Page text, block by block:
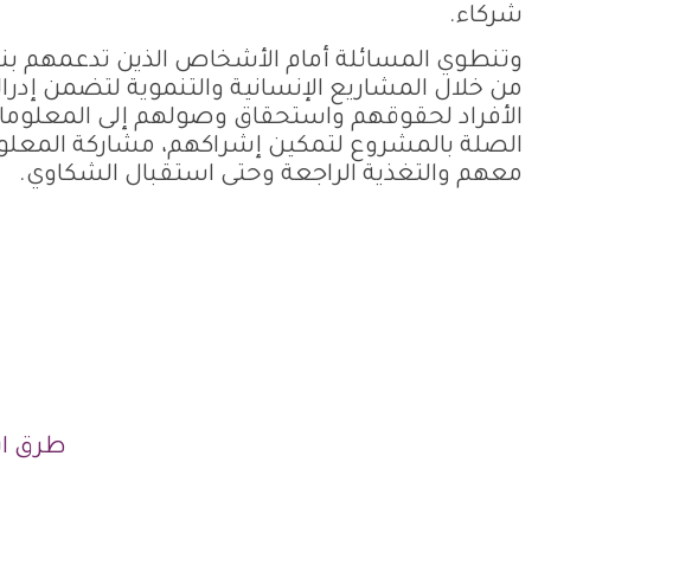
شركاء.
وتنطوي المسائلة أمام الأشخاص الذين تدعمهم
من خلال المشاريع الإنسانية والتنموية لتضمن
الأفراد لحقوقهم واستحقاق وصولهم إلى
الصلة بالمشروع لتمكين إشراكهم، مشاركة
معهم والتغذية الراجعة وحتى استقبال الشكاوي.
طرق